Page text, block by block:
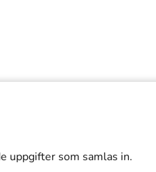
uppgifter som samlas in.